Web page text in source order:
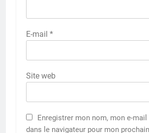
E-mail *
Site web
Enregistrer mon nom, mon e-
dans le navigateur pour mon prochain